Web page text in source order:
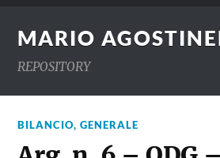
MARIO
REPOSITORY
BILANCIO,GENERALE